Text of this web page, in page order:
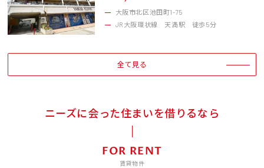
大阪市北区池田町1-75
JR大阪環状線 天満駅 徒歩5分
全て見る
ニーズに会った住まいを借りるなら
FOR RENT
賃貸物件